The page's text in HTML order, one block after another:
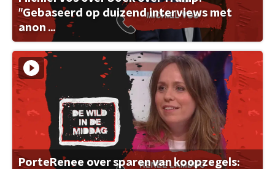
"Gebaseerd op duizend interviews met
anon ...
PorteRenee over sparen van koopzegels: